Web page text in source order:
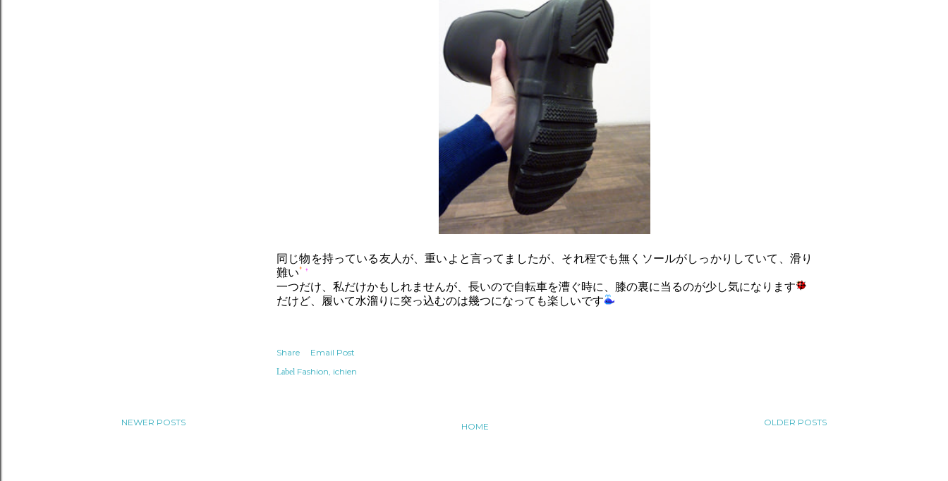
同じ物を持っている友人が、重いよと言ってましたが、それ程でも無くソールがしっかりしていて、滑り
難い
一つだけ、私だけかもしれませんが、長いので自転車を漕ぐ時に、膝の裏に当るのが少し気になります
だけど、履いて水溜りに突っ込むのは幾つになっても楽しいです
Share Email Post
Label Fashion ichien
NEWER POSTS OLDER POSTS
HOME